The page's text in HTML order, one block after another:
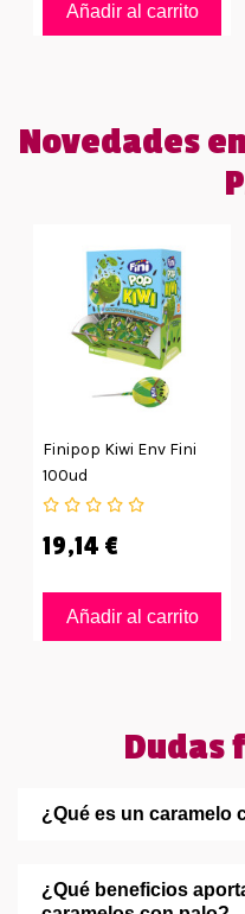
Añadir al carrito
Novedades en
Finipop Kiwi Env Fini
100ud
19,14 €
Añadir al carrito
Dudas
¿Qué es un caramelo
¿Qué beneficios